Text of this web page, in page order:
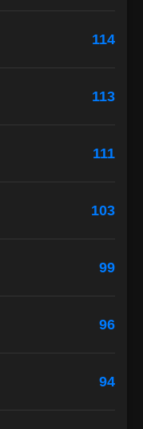
114
113
111
103
99
96
94